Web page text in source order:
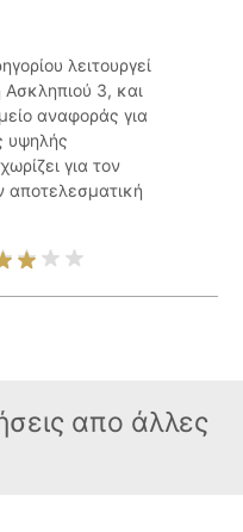
λειτουργεί
3, και
αναφοράς για
υψηλής
για τον
αποτελεσματική
απο άλλες